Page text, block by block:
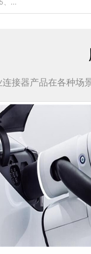
、...
接器产品在各种